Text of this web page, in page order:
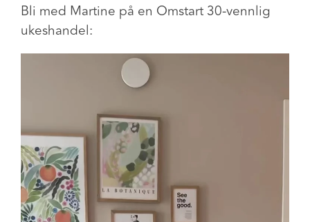
Bli med Martine på en Omstart 30-vennlig
ukeshandel: